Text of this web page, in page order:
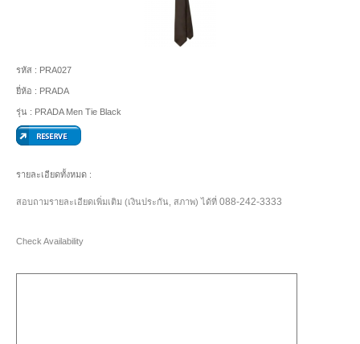
รหัส : PRA027
ยี่ห้อ : PRADA
รุ่น : PRADA Men Tie Black
รายละเอียดทั้งหมด :
สอบถามรายละเอียดเพิ่มเติม (เงินประกัน, สภาพ) ได้ที่ 088-242-3333
Check Availability